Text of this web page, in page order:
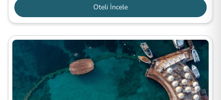
Oteli İncele